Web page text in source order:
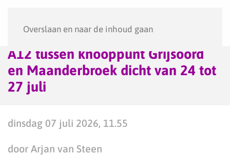
Overslaan en naar de inhoud gaan
A12 tussen knooppunt Grijsoord
en Maanderbroek dicht van 24 tot
27 juli
dinsdag 07 juli 2026, 11.55
door Arjan van Steen